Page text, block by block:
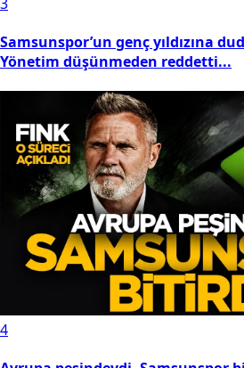
Samsunspor’un genç yıldızına
Yönetim düşünmeden reddetti...
4